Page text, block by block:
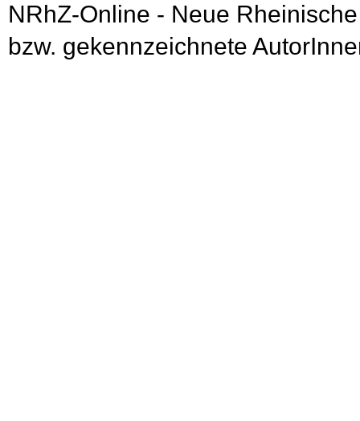
NRhZ-Online - Neue
bzw. gekennzeichnete